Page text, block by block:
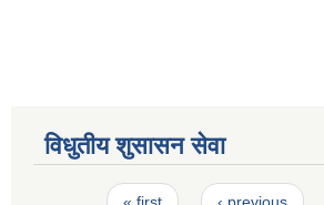
विधुतीय शुसासन सेवा